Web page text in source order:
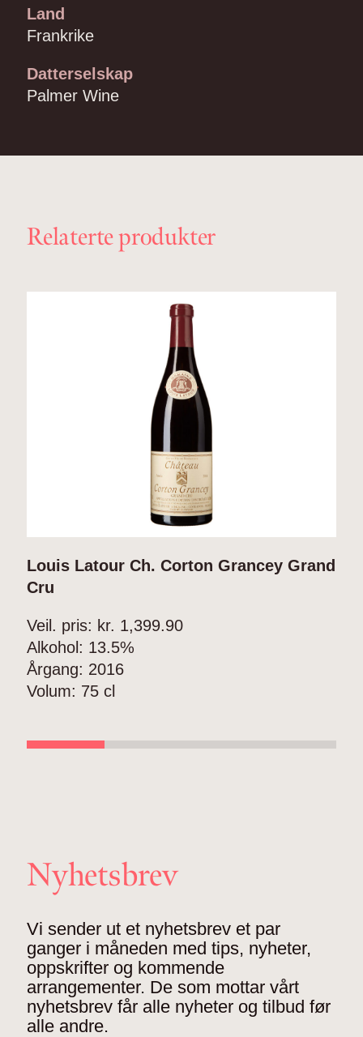
Land
Frankrike
Datterselskap
Palmer Wine
Relaterte produkter
Louis Latour Ch. Corton Grancey Grand
Cru
Veil. pris: kr. 1,399.90
Alkohol: 13.5%
Årgang: 2016
Volum: 75 cl
Nyhetsbrev
Vi sender ut et nyhetsbrev et par
ganger i måneden med tips, nyheter,
oppskrifter og kommende
arrangementer. De som mottar vårt
nyhetsbrev får alle nyheter og tilbud før
alle andre.